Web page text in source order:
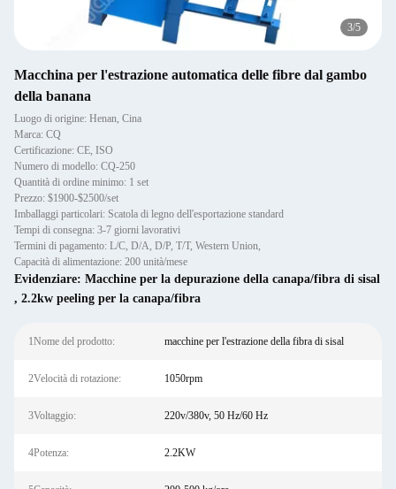
3/5
Macchina per l'estrazione automatica delle fibre dal gambo
della banana
Luogo di origine: Henan, Cina
Marca: CQ
Certificazione: CE, ISO
Numero di modello: CQ-250
Quantità di ordine minimo: 1 set
Prezzo: $1900-$2500/set
Imballaggi particolari: Scatola di legno dell'esportazione standard
Tempi di consegna: 3-7 giorni lavorativi
Termini di pagamento: L/C, D/A, D/P, T/T, Western Union,
Capacità di alimentazione: 200 unità/mese
Evidenziare: Macchine per la depurazione della canapa/fibra di sisal
, 2.2kw peeling per la canapa/fibra
1Nome del prodotto: macchine per l'estrazione della fibra di sisal
2Velocità di rotazione: 1050rpm
3Voltaggio: 220v/380v, 50 Hz/60 Hz
4Potenza: 2.2KW